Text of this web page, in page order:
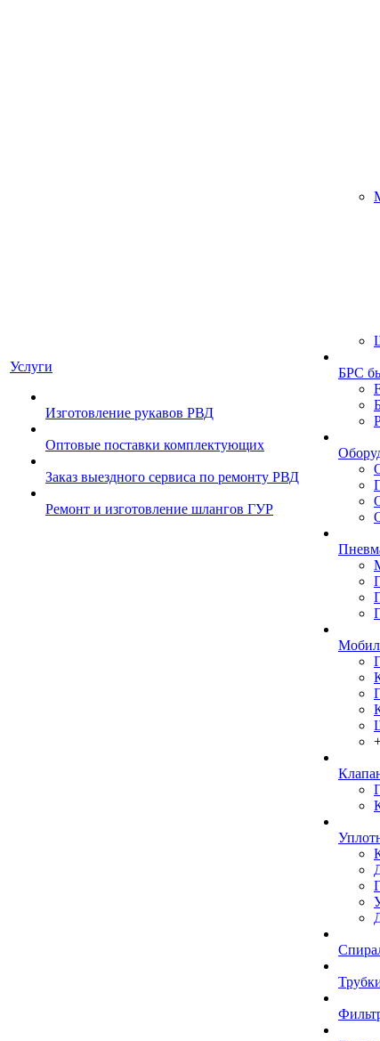
Услуги
Изготовление рукавов РВД
Оптовые поставки комплектующих
Заказ выездного сервиса по ремонту РВД
Ремонт и изготовление шлангов ГУР
БРС